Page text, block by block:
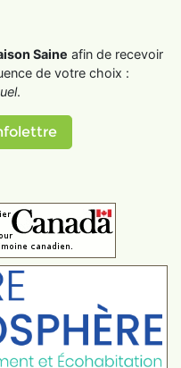
Saine afin de recevoir
de votre choix :
.